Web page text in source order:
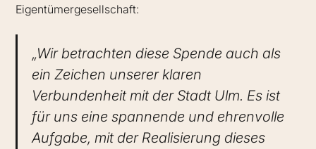
Eigentümergesellschaft:
„Wir betrachten diese Spende auch als
ein Zeichen unserer klaren
Verbundenheit mit der Stadt Ulm. Es ist
für uns eine spannende und ehrenvolle
Aufgabe, mit der Realisierung dieses